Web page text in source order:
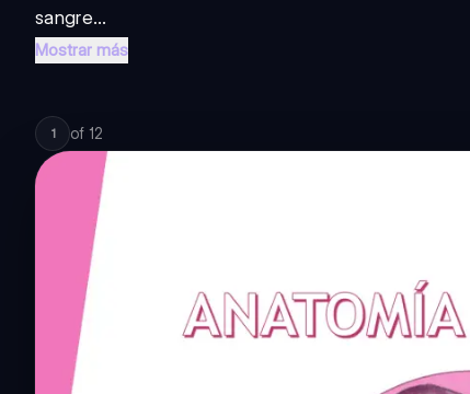
sangre...
Mostrar más
1 of 12